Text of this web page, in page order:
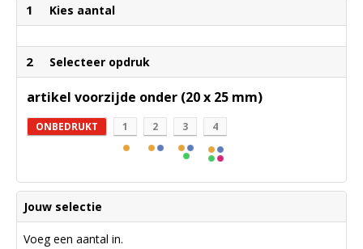
1 Kies aantal
2 Selecteer opdruk
artikel voorzijde onder (20 x 25 mm)
ONBEDRUKT 1 2 3 4
Jouw selectie
Voeg een aantal in.